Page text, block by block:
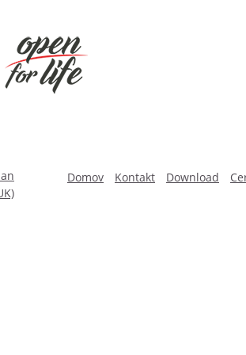
Download
Kontakt
Domov